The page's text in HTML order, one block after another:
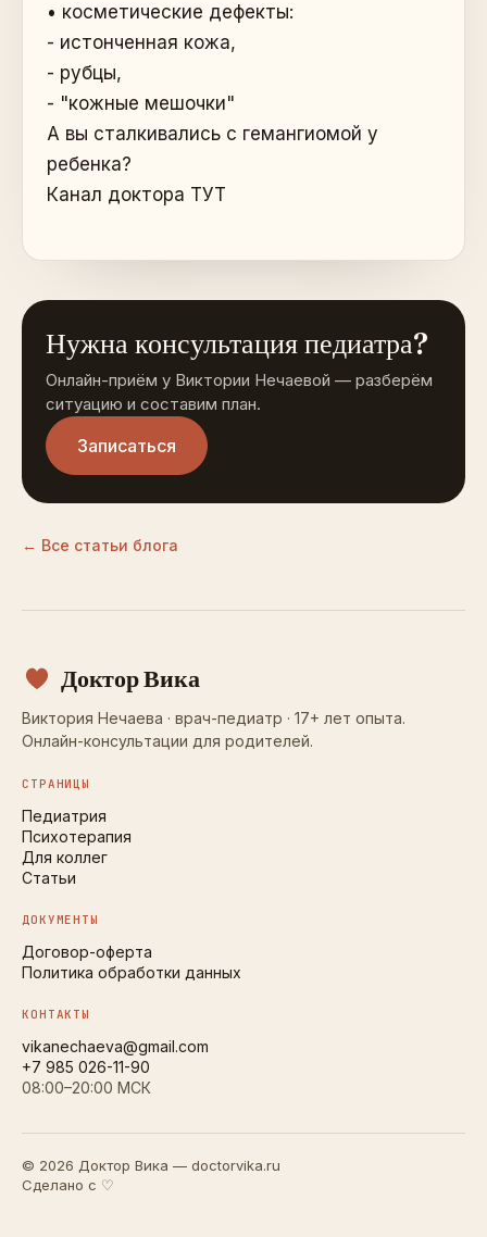
• косметические дефекты:
- истонченная кожа,
- рубцы,
- "кожные мешочки"
А вы сталкивались с гемангиомой у
ребенка?
Канал доктора ТУТ
Нужна консультация педиатра?
Онлайн-приём у Виктории Нечаевой — разберём
ситуацию и составим план.
Записаться
← Все статьи блога
Доктор Вика
Виктория Нечаева · врач-педиатр · 17+ лет опыта.
Онлайн-консультации для родителей.
СТРАНИЦЫ
Педиатрия
Психотерапия
Для коллег
Статьи
ДОКУМЕНТЫ
Договор-оферта
Политика обработки данных
КОНТАКТЫ
vikanechaeva@gmail.com
+7 985 026-11-90
08:00–20:00 МСК
© 2026 Доктор Вика — doctorvika.ru
Сделано с ♡